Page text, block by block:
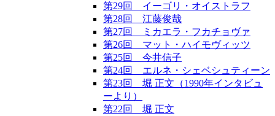
第29回 イーゴリ・オイストラフ
第28回 江藤俊哉
第27回 ミカエラ・フカチョヴァ
第26回 マット・ハイモヴィッツ
第25回 今井信子
第24回 エルネ・シェベシュティーン
第23回 堀 正文（1990年インタビュ
ーより）
第22回 堀 正文